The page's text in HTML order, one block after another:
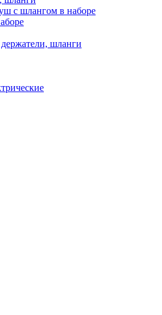
с шлангом в наборе
шланги